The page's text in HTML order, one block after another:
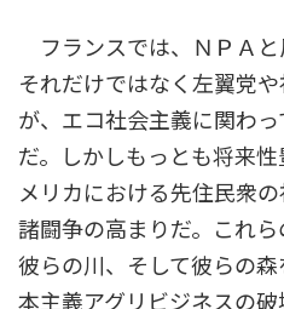
フランスでは、ＮＰＡ
それだけではなく左翼党
が、エコ社会主義に関わ
だ。しかしもっとも将来
メリカにおける先住民衆
諸闘争の高まりだ。これら
彼らの川、そして彼らの
本主義アグリビジネスの